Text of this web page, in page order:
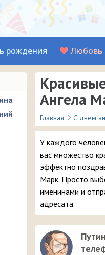
рождения Любовь
Ангела
Главная С днем
У каждого
вас множество
эффектно
Марк. Просто
именинами и
адресата.